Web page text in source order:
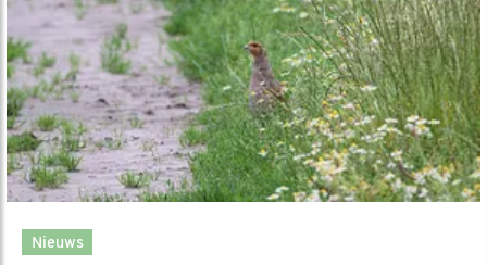
Nieuws